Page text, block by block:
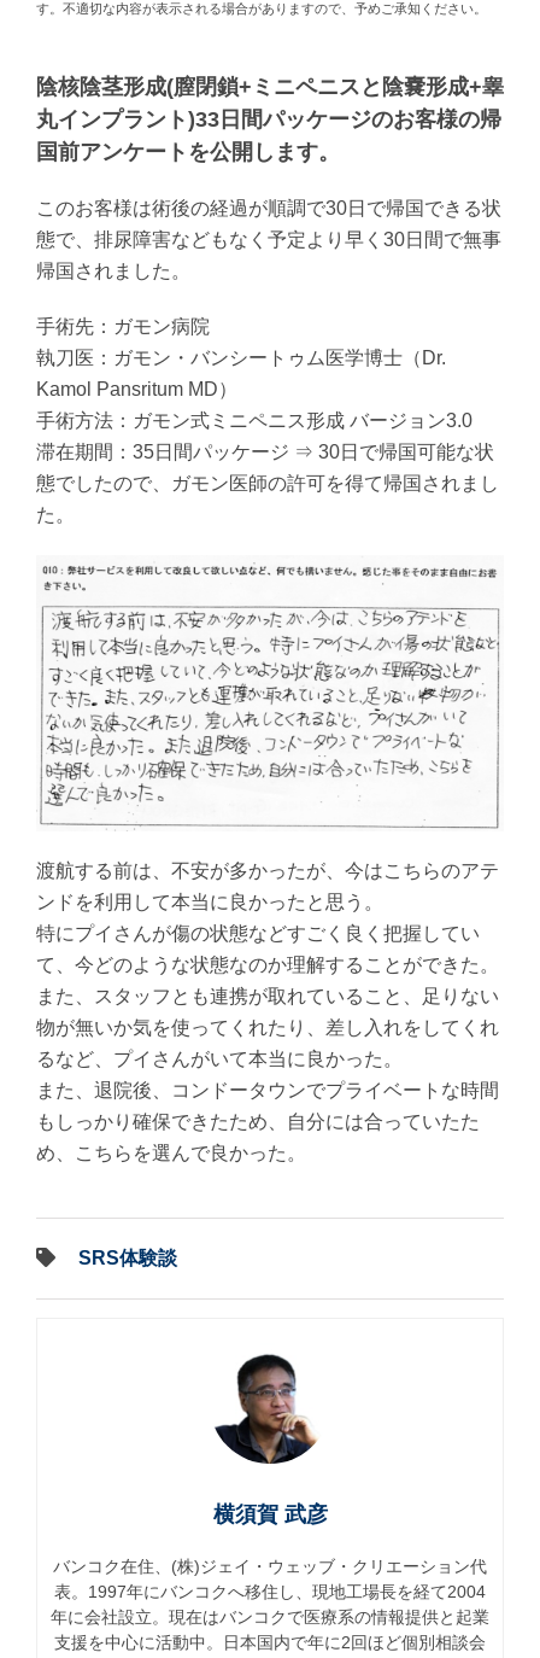
す。不適切な内容が表示される場合がありますので、予めご承知ください。
陰核陰茎形成(膣閉鎖+ミニペニスと陰嚢形成+睾
丸インプラント)33日間パッケージのお客様の帰
国前アンケートを公開します。
このお客様は術後の経過が順調で30日で帰国できる状
態で、排尿障害などもなく予定より早く30日間で無事
帰国されました。
手術先：ガモン病院
執刀医：ガモン・バンシートゥム医学博士（Dr.
Kamol Pansritum MD）
手術方法：ガモン式ミニペニス形成 バージョン3.0
滞在期間：35日間パッケージ ⇒ 30日で帰国可能な状
態でしたので、ガモン医師の許可を得て帰国されまし
た。
渡航する前は、不安が多かったが、今はこちらのアテ
ンドを利用して本当に良かったと思う。
特にプイさんが傷の状態などすごく良く把握してい
て、今どのような状態なのか理解することができた。
また、スタッフとも連携が取れていること、足りない
物が無いか気を使ってくれたり、差し入れをしてくれ
るなど、プイさんがいて本当に良かった。
また、退院後、コンドータウンでプライベートな時間
もしっかり確保できたため、自分には合っていたた
め、こちらを選んで良かった。
SRS体験談
横須賀 武彦
バンコク在住、(株)ジェイ・ウェッブ・クリエーション代
表。1997年にバンコクへ移住し、現地工場長を経て2004
年に会社設立。現在はバンコクで医療系の情報提供と起業
支援を中心に活動中。日本国内で年に2回ほど個別相談会